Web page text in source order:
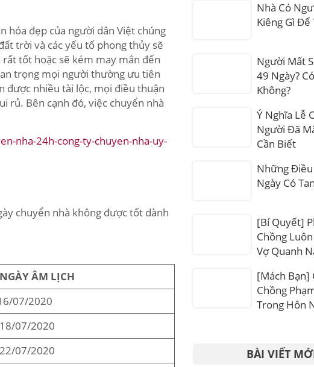
hóa đẹp của người dân Việt chúng
trời và các yếu tố phong thủy sẽ
tốt hoặc sẽ kém may mắn đến
trọng mọi người thường ưu tiên
được nhiều tài lộc, mọi điều thuận
rủ. Bên cạnh đó, việc chuyển nhà
nha-24h-cong-ty-chuyen-nha-uy-
chuyển nhà không được tốt dành
NGÀY ÂM LỊCH
07/2020
18/07/2020
22/07/2020
Nhà Có
Kiêng Gì Để
Người Mất
49 Ngày?
Không?
Ý Nghĩa Lễ
Người Đã
Cần Biết
Những Điều
Ngày Có
[Bí Quyết]
Chồng
Vợ Quanh
[Mách Bạn]
Chồng
Trong Hôn
BÀI VIẾT